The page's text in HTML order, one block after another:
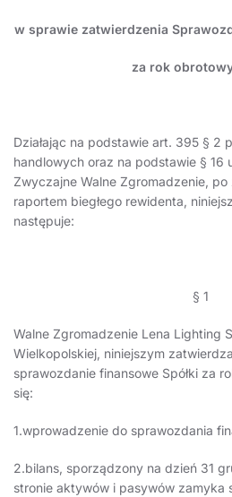
w sprawie zatwierdzenia
za rok
Działając na podstawie art. 395 § 2
handlowych oraz na podstawie § 16
Zwyczajne Walne Zgromadzenie,
raportem biegłego rewidenta,
następuje:
§ 1
Walne Zgromadzenie Lena Lighting
Wielkopolskiej, niniejszym
sprawozdanie finansowe Spółki za
się:
1.wprowadzenie do sprawozdania
2.bilans, sporządzony na dzień 31
stronie aktywów i pasywów